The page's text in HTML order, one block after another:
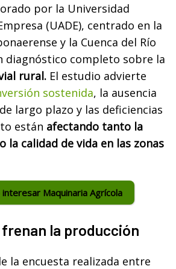
por la Universidad
(UADE), centrado en la
y la Cuenca del Río
diagnóstico completo sobre la
rural. El estudio advierte
sostenida, la ausencia
largo plazo y las deficiencias
están afectando tanto la
la calidad de vida en las zonas
Maquinaria Agrícola
frenan la producción
la encuesta realizada entre